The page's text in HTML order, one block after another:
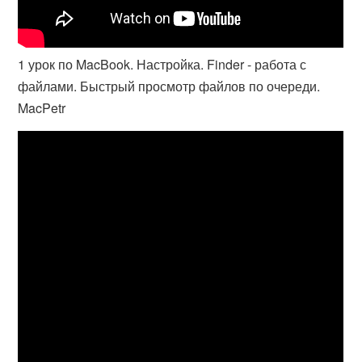
1 урок по MacBook. Настройка. Finder - работа с
файлами. Быстрый просмотр файлов по очереди.
MacPetr